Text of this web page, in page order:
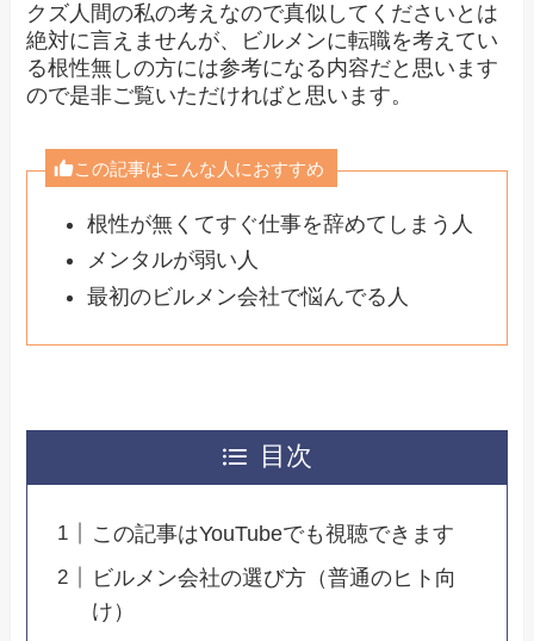
クズ人間の私の考えなので真似してくださいとは
絶対に言えませんが、ビルメンに転職を考えてい
る根性無しの方には参考になる内容だと思います
ので是非ご覧いただければと思います。
この記事はこんな人におすすめ
根性が無くてすぐ仕事を辞めてしまう人
メンタルが弱い人
最初のビルメン会社で悩んでる人
目次
この記事はYouTubeでも視聴できます
ビルメン会社の選び方（普通のヒト向
け）